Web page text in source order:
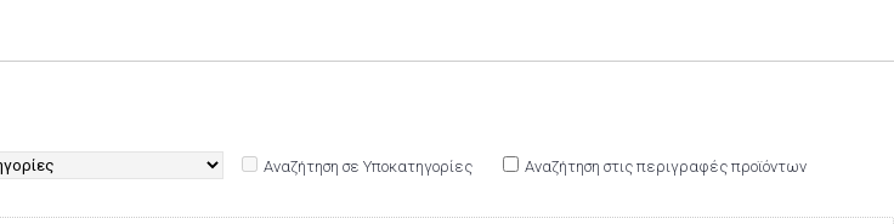
Αναζήτηση σε Υποκατηγορίες Αναζήτηση στις περιγραφές προϊόντων